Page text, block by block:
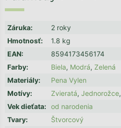
Záruka:
2 roky
Hmotnosť:
1.8 kg
EAN:
8594173456174
Farby: Biela, Modrá, Zelená
Materiály:
Pena Vylen
Motívy: Zvieratá, Jednorožce,
Vek dieťata: od narodenia
Tvary:
Štvorcový